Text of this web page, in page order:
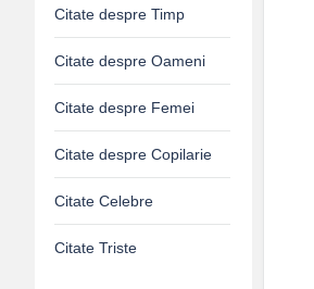
Citate despre Timp
Citate despre Oameni
Citate despre Femei
Citate despre Copilarie
Citate Celebre
Citate Triste